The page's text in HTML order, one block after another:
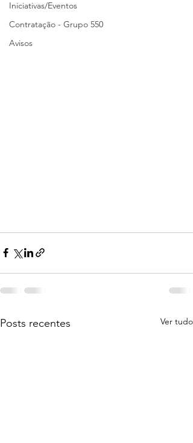
Iniciativas/Eventos
Contratação - Grupo 550
Avisos
Posts recentes Ver tudo